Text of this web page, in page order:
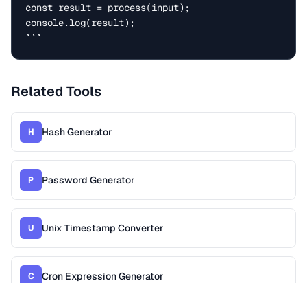
const result = process(input);
console.log(result);
```
Related Tools
H Hash Generator
P Password Generator
U Unix Timestamp Converter
C Cron Expression Generator